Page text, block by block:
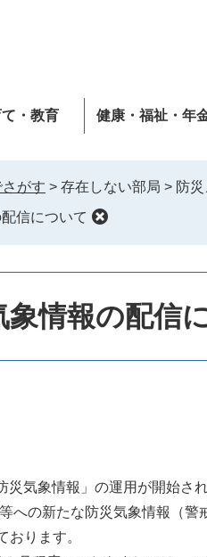
・教育 健康・福祉・年
がす > 存在しない部局 > 防
信について
象情報の配信
気象情報」の運用が開始され
への新たな防災気象情報（
おります。